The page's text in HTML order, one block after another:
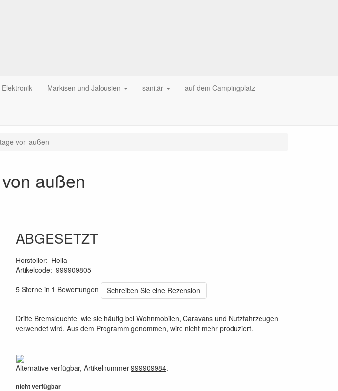
Elektronik Markisen und Jalousien sanitär auf dem Campingplatz
von außen
außen
ABGESETZT
Hersteller: Hella
Artikelcode: 999909805
5 Sterne in 1 Bewertungen
Schreiben Sie eine Rezension
Dritte Bremsleuchte, wie sie häufig bei Wohnmobilen, Caravans und Nutzfahrzeugen
verwendet wird. Aus dem Programm genommen, wird nicht mehr produziert.
Alternative verfügbar, Artikelnummer 999909984.
nicht verfügbar